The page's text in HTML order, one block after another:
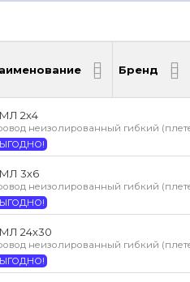
Бренд
2х4
неизолированный гибкий
3х6
неизолированный гибкий
24х30
неизолированный гибкий